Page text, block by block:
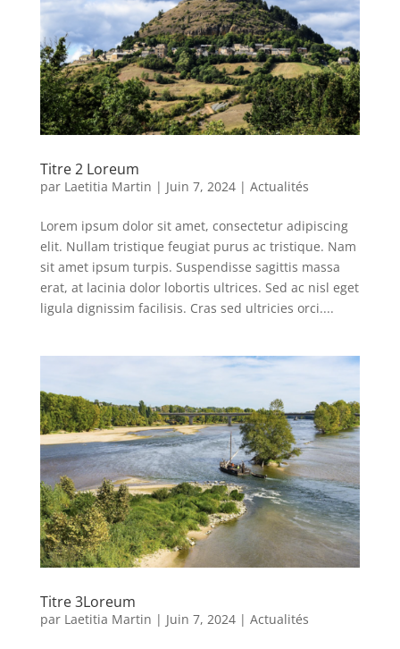
Titre 2 Loreum
par Laetitia Martin | Juin 7, 2024| Actualités
Lorem ipsum dolor sit amet, consectetur adipiscing
elit. Nullam tristique feugiat purus ac tristique. Nam
sit amet ipsum turpis. Suspendisse sagittis massa
erat, at lacinia dolor lobortis ultrices. Sed ac nisl eget
ligula dignissim facilisis. Cras sed ultricies orci....
Titre 3Loreum
par Laetitia Martin | Juin 7, 2024| Actualités